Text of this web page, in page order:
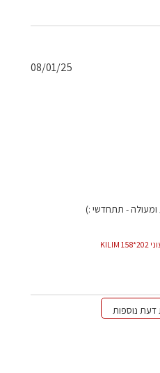
- תתחדשי :)
תאריך08/01/25
דעת נוספות